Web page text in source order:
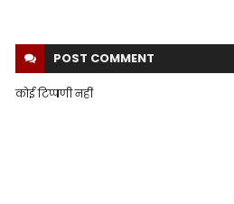
POST COMMENT
कोई टिप्पणी नहीं